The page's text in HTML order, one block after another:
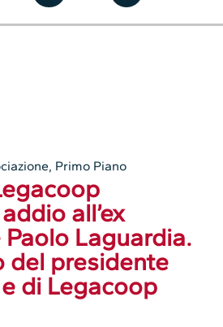
, Primo Piano
all’ex
Laguardia.
del presidente
di Legacoop